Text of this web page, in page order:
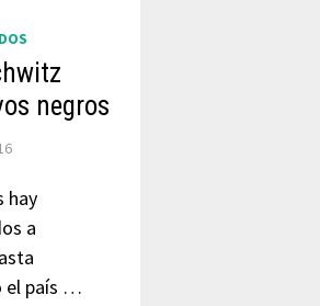
negros
hay
a
el país …